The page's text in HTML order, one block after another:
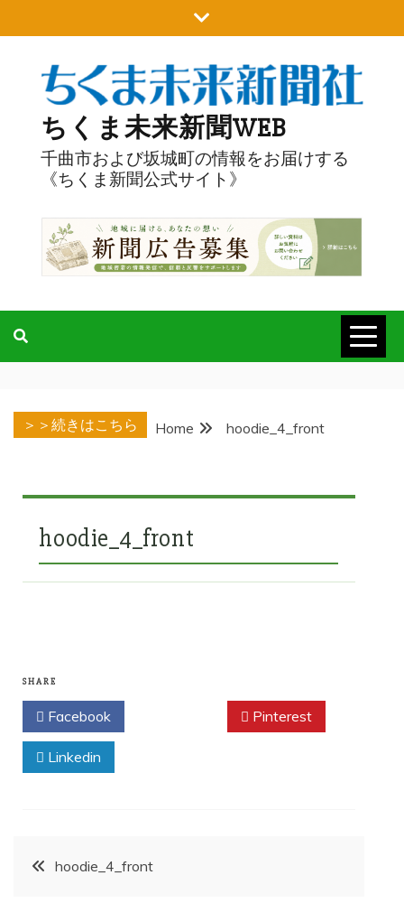
to
ちくま未来新聞WEB
千曲市および坂城町の情報をお届けする
《ちくま新聞公式サイト》
＞＞続きはこちら Home hoodie_4_front
hoodie_4_front
SHARE
Facebook Pinterest
Linkedin
投
hoodie_4_front